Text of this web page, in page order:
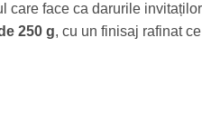
care face ca darurile
250 g, cu un finisaj rafinat